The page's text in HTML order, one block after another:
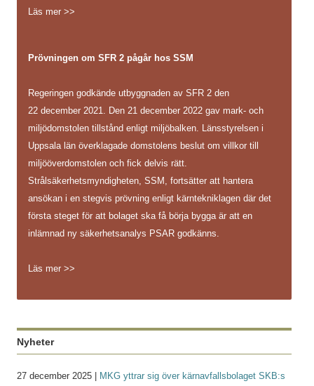
Läs mer >>
Prövningen om SFR 2 pågår hos SSM
Regeringen godkände utbyggnaden av SFR 2 den
22 december 2021. Den 21 december 2022 gav mark- och
miljödomstolen tillstånd enligt miljöbalken. Länsstyrelsen i
Uppsala län överklagade domstolens beslut om villkor till
miljööverdomstolen och fick delvis rätt.
Strålsäkerhetsmyndigheten, SSM, fortsätter att hantera
ansökan i en stegvis prövning enligt kärntekniklagen där det
första steget för att bolaget ska få börja bygga är att en
inlämnad ny säkerhetsanalys PSAR godkänns.
Läs mer >>
Nyheter
27 december 2025 |
MKG yttrar sig över kärnavfallsbolaget SKB:s